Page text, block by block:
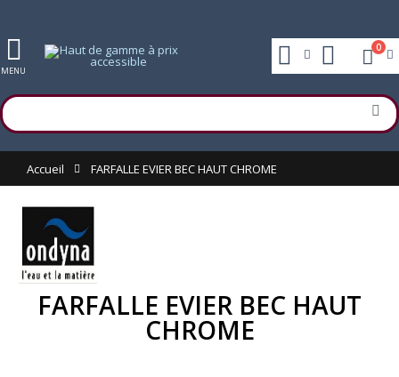
MENU
0
Accueil FARFALLE EVIER BEC HAUT CHROME
FARFALLE EVIER BEC HAUT
CHROME